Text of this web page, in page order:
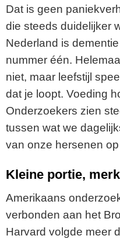
Dat is geen
die steeds duidelijker
Nederland is
nummer één.
niet, maar leefstijl
dat je loopt. Voeding
Onderzoekers zien
tussen wat we
van onze hersenen
Kleine portie,
Amerikaans
verbonden aan het
Harvard volgde meer